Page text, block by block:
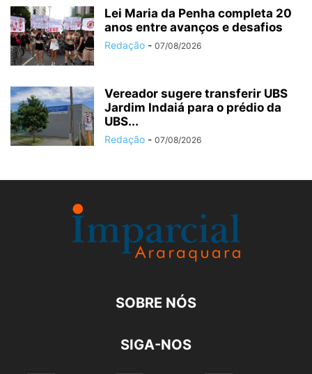
Lei Maria da Penha completa 20
anos entre avanços e desafios
Redação - 07/08/2026
Vereador sugere transferir UBS
Jardim Indaiá para o prédio da
UBS...
Redação - 07/08/2026
SOBRE NÓS
SIGA-NOS